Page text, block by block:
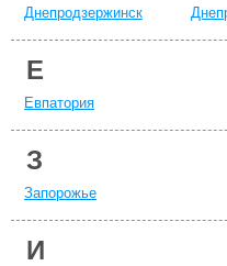
Днепродзержинск
Е
Евпатория
З
Запорожье
И